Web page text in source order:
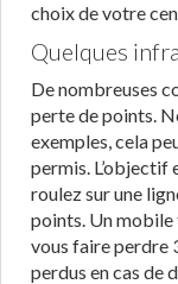
choix de votre
Quelques
De nombreuses
perte de points.
exemples, cela
permis. L’objectif
roulez sur une
points. Un mobile
vous faire perdre
perdus en cas de